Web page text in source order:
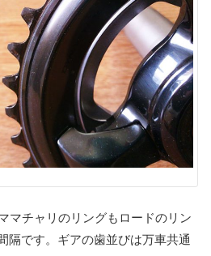
マチャリのリングもロードのリン
隔です。ギアの歯並びは万車共通